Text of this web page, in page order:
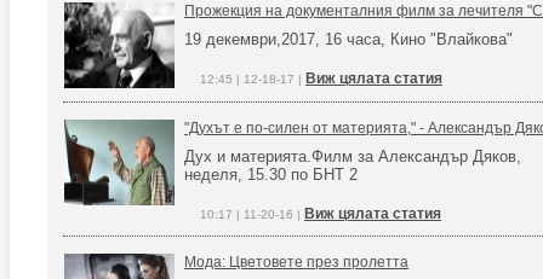
Прожекция на документалния филм за лечителя
19 декември,2017, 16 часа, Кино "Влайкова"
12:45 | 12-18-17 | Виж цялата статия
"Духът е по-силен от материята," - Александър
Дух и материята.Филм за Александър Дяков,
неделя, 15.30 по БНТ 2
10:17 | 11-20-16 | Виж цялата статия
Мода: Цветовете през пролетта